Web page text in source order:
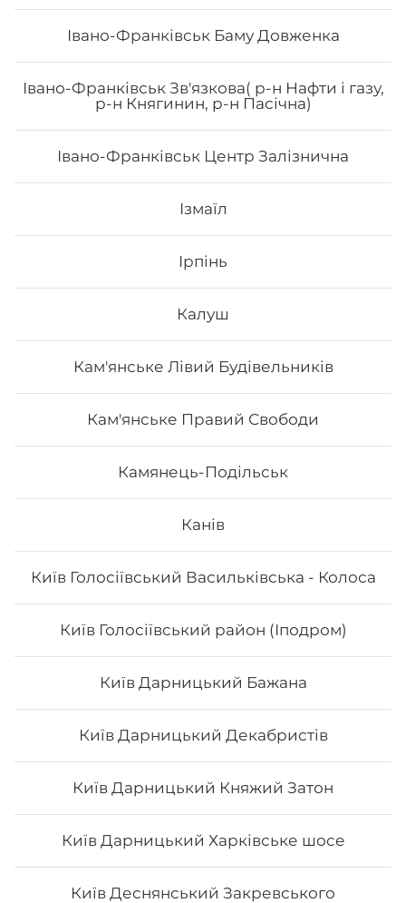
Івано-Франківськ Баму Довженка
Івано-Франківськ Зв'язкова( р-н Нафти і газу,
р-н Княгинин, р-н Пасічна)
Івано-Франківськ Центр Залізнична
Ізмаїл
Ірпінь
Калуш
Кам'янське Лівий Будівельників
Кам'янське Правий Свободи
Камянець-Подільськ
Канів
Київ Голосіївський Васильківська - Колоса
Київ Голосіївський район (Іподром)
Київ Дарницький Бажана
Київ Дарницький Декабристів
Київ Дарницький Княжий Затон
Київ Дарницький Харківське шосе
Київ Деснянський Закревського
Морайдо
313₴ Хочу
296₴ Хочу